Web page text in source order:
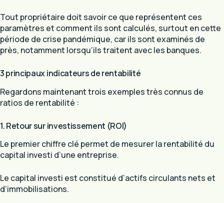
Tout propriétaire doit savoir ce que représentent ces
paramètres et comment ils sont calculés, surtout en cette
période de crise pandémique, car ils sont examinés de
près, notamment lorsqu’ils traitent avec les banques.
3 principaux indicateurs de rentabilité
Regardons maintenant trois exemples très connus de
ratios de rentabilité :
1. Retour sur investissement (ROI)
Le premier chiffre clé permet de mesurer la rentabilité du
capital investi d’une entreprise.
Le capital investi est constitué d’actifs circulants nets et
d’immobilisations.